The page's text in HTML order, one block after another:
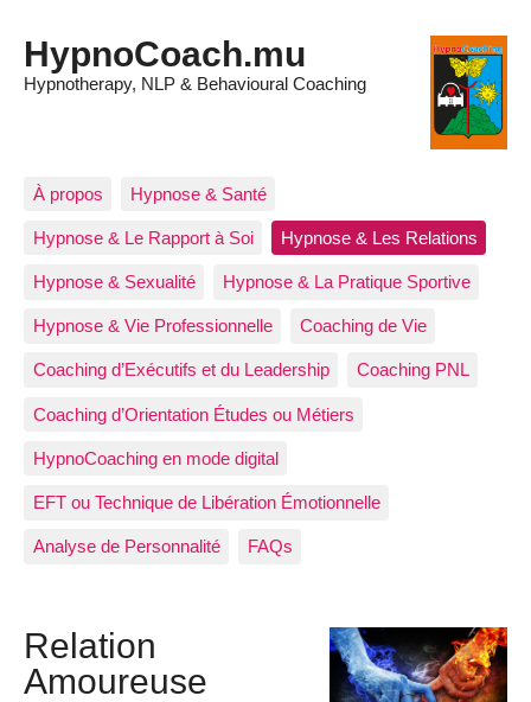
HypnoCoach.mu
Hypnotherapy, NLP & Behavioural Coaching
À propos Hypnose & Santé
Hypnose & Le Rapport à Soi Hypnose & Les Relations
Hypnose & Sexualité Hypnose & La Pratique Sportive
Hypnose & Vie Professionnelle Coaching de Vie
Coaching d’Exécutifs et du Leadership Coaching PNL
Coaching d’Orientation Études ou Métiers
HypnoCoaching en mode digital
EFT ou Technique de Libération Émotionnelle
Analyse de Personnalité FAQs
Relation
Amoureuse